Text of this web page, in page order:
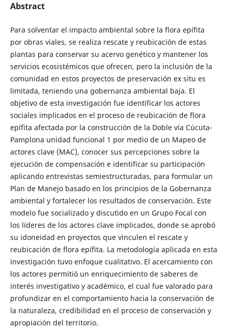
Abstract
Para solventar el impacto ambiental sobre la flora epífita
por obras viales, se realiza rescate y reubicación de estas
plantas para conservar su acervo genético y mantener los
servicios ecosistémicos que ofrecen, pero la inclusión de la
comunidad en estos proyectos de preservación ex situ es
limitada, teniendo una gobernanza ambiental baja. El
objetivo de esta investigación fue identificar los actores
sociales implicados en el proceso de reubicación de flora
epífita afectada por la construcción de la Doble vía Cúcuta-
Pamplona unidad funcional 1 por medio de un Mapeo de
actores clave (MAC), conocer sus percepciones sobre la
ejecución de compensación e identificar su participación
aplicando entrevistas semiestructuradas, para formular un
Plan de Manejo basado en los principios de la Gobernanza
ambiental y fortalecer los resultados de conservación. Este
modelo fue socializado y discutido en un Grupo Focal con
los líderes de los actores clave implicados, donde se aprobó
su idoneidad en proyectos que vinculen el rescate y
reubicación de flora epífita. La metodología aplicada en esta
investigación tuvo enfoque cualitativo. El acercamiento con
los actores permitió un enriquecimiento de saberes de
interés investigativo y académico, el cual fue valorado para
profundizar en el comportamiento hacia la conservación de
la naturaleza, credibilidad en el proceso de conservación y
apropiación del territorio.